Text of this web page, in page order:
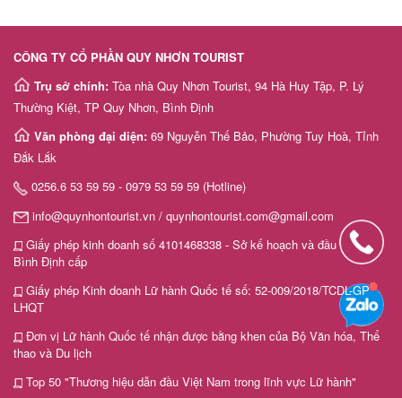
CÔNG TY CỔ PHẦN QUY NHƠN TOURIST
Trụ sở chính: Tòa nhà Quy Nhơn Tourist, 94 Hà Huy Tập, P. Lý
Thường Kiệt, TP Quy Nhơn, Bình Định
Văn phòng đại diện: 69 Nguyễn Thế Bảo, Phường Tuy Hoà, Tỉnh
Đắk Lắk
0256.6 53 59 59 - 0979 53 59 59 (Hotline)
info@quynhontourist.vn / quynhontourist.com@gmail.com
Giấy phép kinh doanh số 4101468338 - Sở kế hoạch và đầu tư tỉnh
Bình Định cấp
Giấy phép Kinh doanh Lữ hành Quốc tế số: 52-009/2018/TCDL-GP
LHQT
Đơn vị Lữ hành Quốc tế nhận được bằng khen của Bộ Văn hóa, Thể
thao và Du lịch
Top 50 "Thương hiệu dẫn đầu Việt Nam trong lĩnh vực Lữ hành"